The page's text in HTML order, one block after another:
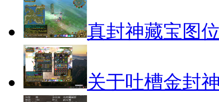
真封神藏宝图
关于吐槽金封